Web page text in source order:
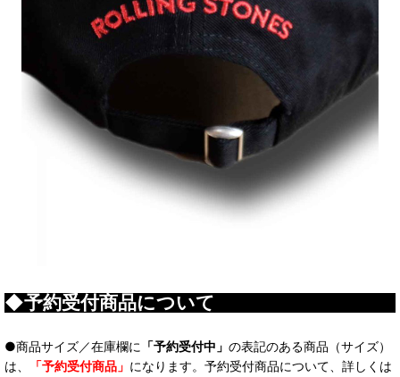
◆予約受付商品について
●商品サイズ／在庫欄に 「予約受付中」 の表記のある商品（サイズ）
は、
「予約受付商品」 になります。予約受付商品について、詳しくは